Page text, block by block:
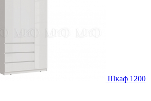
Шкаф 1200